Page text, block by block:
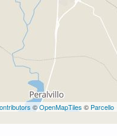
©OpenMapTiles © Parcello